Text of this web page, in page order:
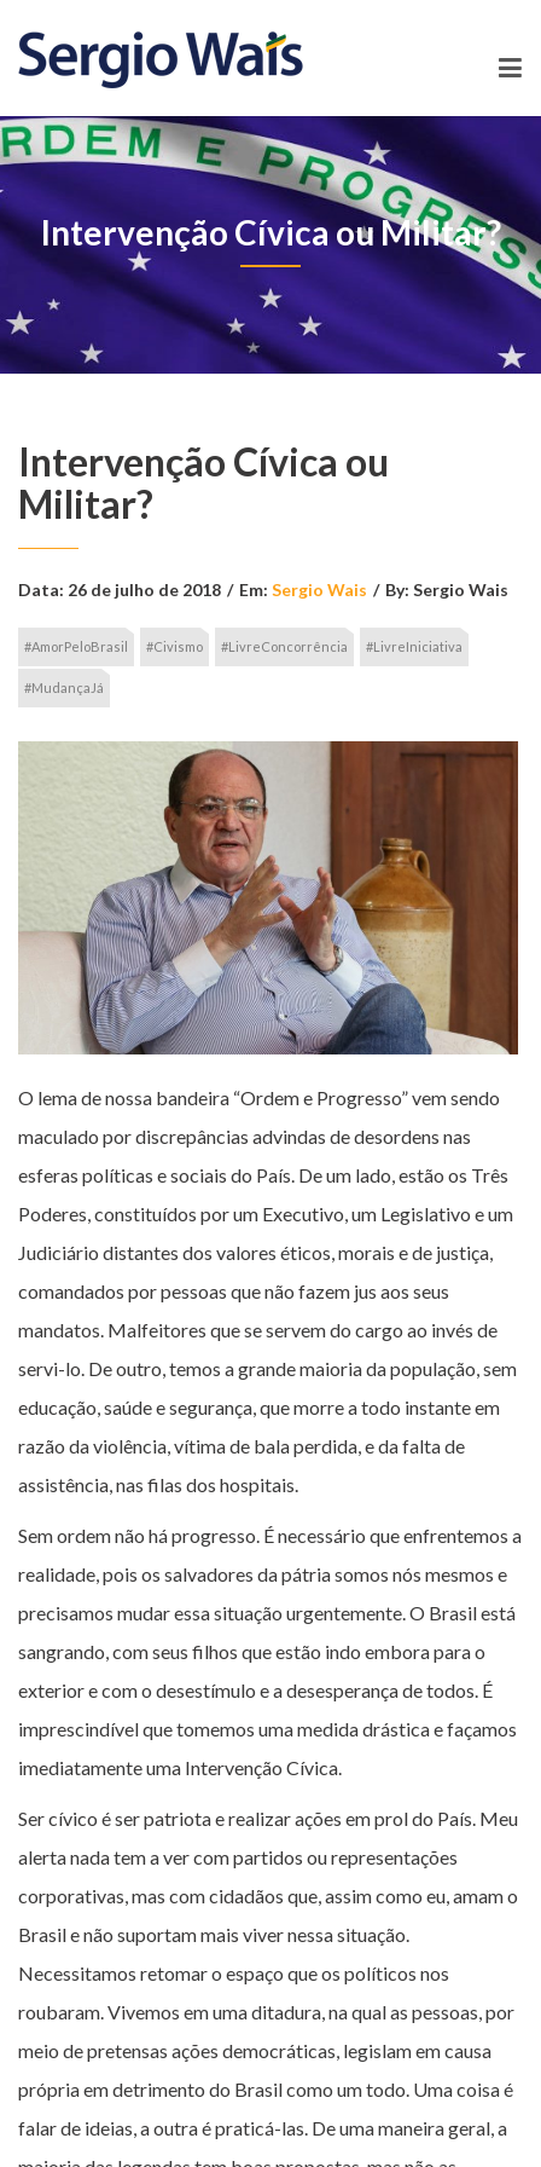
Intervenção Cívica ou Militar?
Intervenção Cívica ou
Militar?
Data: 26 de julho de 2018 / Em: Sergio Wais / By: Sergio Wais
#AmorPeloBrasil #Civismo #LivreConcorrência #LivreIniciativa
#MudançaJá
O lema de nossa bandeira “Ordem e Progresso” vem sendo
maculado por discrepâncias advindas de desordens nas
esferas políticas e sociais do País. De um lado, estão os Três
Poderes, constituídos por um Executivo, um Legislativo e um
Judiciário distantes dos valores éticos, morais e de justiça,
comandados por pessoas que não fazem jus aos seus
mandatos. Malfeitores que se servem do cargo ao invés de
servi-lo. De outro, temos a grande maioria da população, sem
educação, saúde e segurança, que morre a todo instante em
razão da violência, vítima de bala perdida, e da falta de
assistência, nas filas dos hospitais.
Sem ordem não há progresso. É necessário que enfrentemos a
realidade, pois os salvadores da pátria somos nós mesmos e
precisamos mudar essa situação urgentemente. O Brasil está
sangrando, com seus filhos que estão indo embora para o
exterior e com o desestímulo e a desesperança de todos. É
imprescindível que tomemos uma medida drástica e façamos
imediatamente uma Intervenção Cívica.
Ser cívico é ser patriota e realizar ações em prol do País. Meu
alerta nada tem a ver com partidos ou representações
corporativas, mas com cidadãos que, assim como eu, amam o
Brasil e não suportam mais viver nessa situação.
Necessitamos retomar o espaço que os políticos nos
roubaram. Vivemos em uma ditadura, na qual as pessoas, por
meio de pretensas ações democráticas, legislam em causa
própria em detrimento do Brasil como um todo. Uma coisa é
falar de ideias, a outra é praticá-las. De uma maneira geral, a